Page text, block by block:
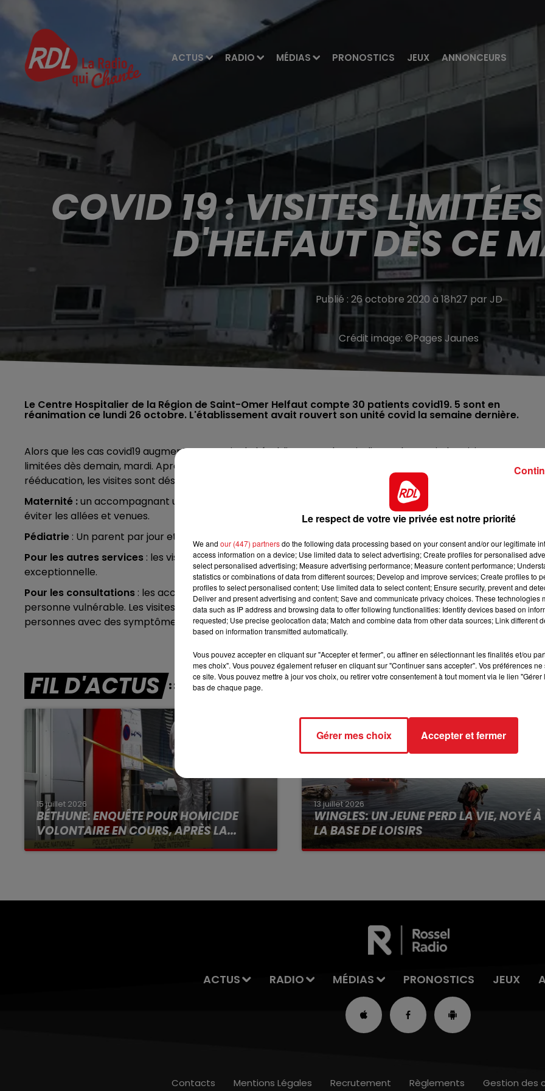
ACTUS RADIO MÉDIAS PRONOSTICS JEUX ANNONCEURS
DEBOUT C'EST L'HEURE
12h00 - 13h00
RDL & VOUS
COVID 19 : VISITES
D'HELFAUT DÈS CE
Publié : 26 octobre 2020 à 18h27 par JD
Crédit image: ©Pages Jaunes
Le Centre Hospitalier de la Région de Saint-Omer Helfaut compte 30 patients covid19. 5 sont en
réanimation ce lundi 26 octobre. L'établissement avait rouvert son unité covid la semaine dernière.
Alors que les cas covid19 augmentent au sein de l’établissement hospitalier Audomarois, les visites seront
limitées dès demain, mardi. Après l’interdiction des visites dans le bâtiment qui accueille les patients en
rééducation, les visites sont désormais strictement encadrées dans d’autres services.
Maternité :un accompagnant unique doit être désigné par chaque patiente dans le service. Le visiteur doit
éviter les allées et venues.
Pédiatrie : Un parent par jour et par enfant est autorisé.
Pour les autres services : les visites sont autorisées sur avis médical, seulement en cas de situation
exceptionnelle.
Pour les consultations : les accompagnants ne sont pas autorisés, sauf accompagnement de mineur ou de
personne vulnérable. Les visites et accompagnements sont strictement interdits aux mineurs et aux
personnes avec des symptômes.
FIL D'ACTUS
15 juillet 2026
BÉTHUNE: ENQUÊTE POUR HOMICIDE
VOLONTAIRE EN COURS, APRÈS LA...
Selon les premiers éléments, le logement
13 juillet 2026
WINGLES: UN JEUNE PERD LA VIE, NOYÉ À
LA BASE DE LOISIRS
La victime a coulé à pic
ACTUS RADIO MÉDIAS PRONOSTICS JEUX
Contacts Mentions Légales Recrutement Règlements Gestion des
Le respect de votre vie privée est notre priorité
We and our (447) partnersdo the following data processing based on your consent and/or our legitimate
access information on a device; Use limited data to select advertising; Create profiles for personalised
select personalised advertising; Measure advertising performance; Measure content performance;
statistics or combinations of data from different sources; Develop and improve services; Create profiles to
profiles to select personalised content; Use limited data to select content; Ensure security, prevent and
Deliver and present advertising and content; Save and communicate privacy choices. These technologies
data such as IP address and browsing data to offer following functionalities: Identify devices based on
requested; Use precise geolocation data; Match and combine data from other data sources; Link different
based on information transmitted automatically.
Vous pouvez accepter en cliquant sur "Accepter et fermer", ou affiner en sélectionnant les finalités et/ou
mes choix". Vous pouvez également refuser en cliquant sur "Continuer sans accepter". Vos préférences
ce site. Vous pouvez mettre à jour vos choix, ou retirer votre consentement à tout moment via le lien
bas de chaque page.
Gérer mes choix Accepter et fermer